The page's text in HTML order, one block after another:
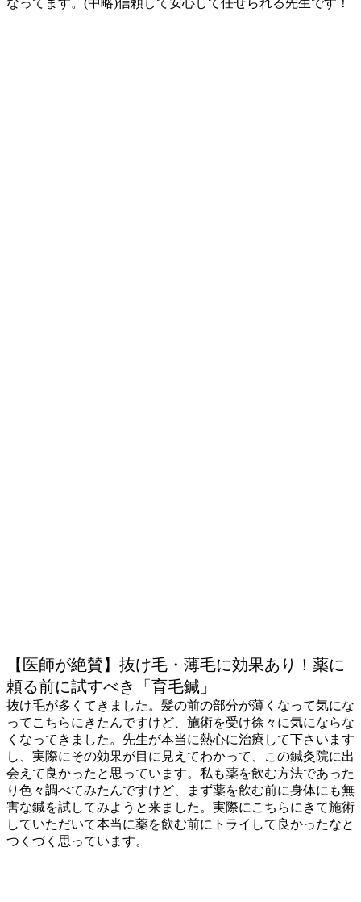
なってます。(中略)信頼して安心して任せられる先生です！
【医師が絶賛】抜け毛・薄毛に効果あり！薬に
頼る前に試すべき「育毛鍼」
抜け毛が多くてきました。髪の前の部分が薄くなって気にな
ってこちらにきたんですけど、施術を受け徐々に気にならな
くなってきました。先生が本当に熱心に治療して下さいます
し、実際にその効果が目に見えてわかって、この鍼灸院に出
会えて良かったと思っています。私も薬を飲む方法であった
り色々調べてみたんですけど、まず薬を飲む前に身体にも無
害な鍼を試してみようと来ました。実際にこちらにきて施術
していただいて本当に薬を飲む前にトライして良かったなと
つくづく思っています。